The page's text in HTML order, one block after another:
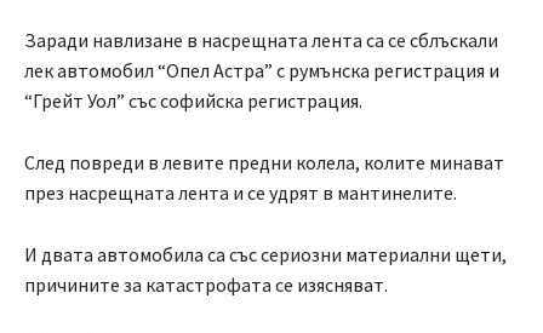
Заради навлизане в насрещната лента са се сблъскали
лек автомобил “Опел Aстра” с румънска регистрация и
“Грейт Уол” със софийска регистрация.
След повреди в левите предни колела, колите минават
през насрещната лента и се удрят в мантинелите.
И двата автомобила са със сериозни материални щети,
причините за катастрофата се изясняват.